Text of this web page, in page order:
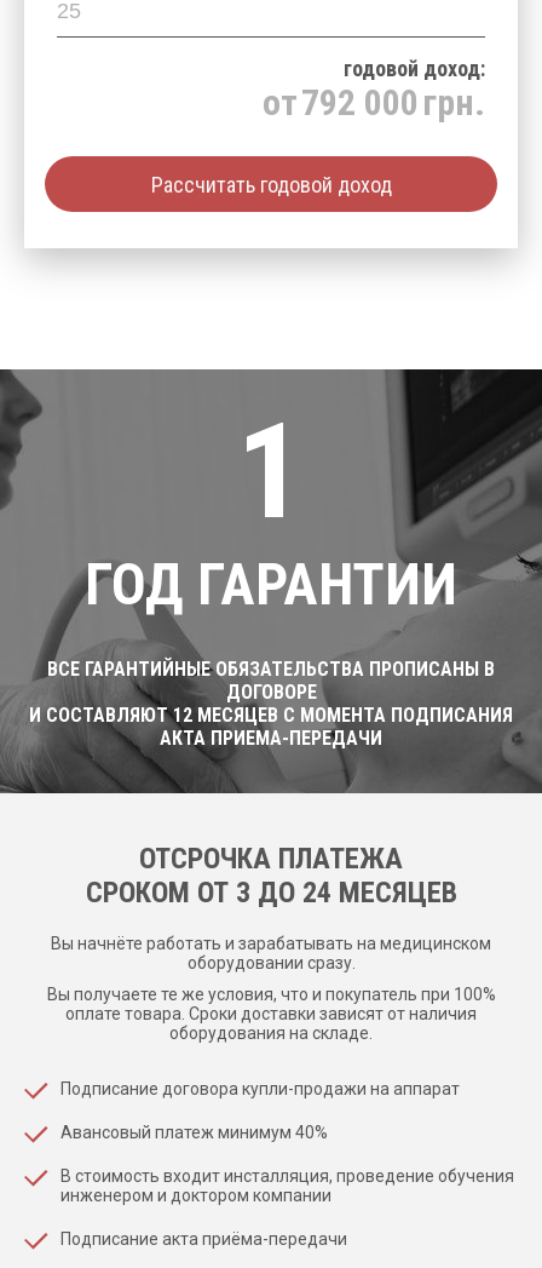
годовой доход:
от792 000 грн.
Рассчитать годовой доход
1
ГОД ГАРАНТИИ
ВСЕ ГАРАНТИЙНЫЕ ОБЯЗАТЕЛЬСТВА ПРОПИСАНЫ В
ДОГОВОРЕ
И СОСТАВЛЯЮТ 12 МЕСЯЦЕВ С МОМЕНТА ПОДПИСАНИЯ
АКТА ПРИЕМА-ПЕРЕДАЧИ
ОТСРОЧКА ПЛАТЕЖА
CРОКОМ ОТ 3 ДО 24 МЕСЯЦЕВ
Вы начнёте работать и зарабатывать на медицинском
оборудовании сразу.
Вы получаете те же условия, что и покупатель при 100%
оплате товара. Сроки доставки зависят от наличия
оборудования на складе.
Подписание договора купли-продажи на аппарат
Авансовый платеж минимум 40%
В стоимость входит инсталляция, проведение обучения
инженером и доктором компании
Подписание акта приёма-передачи